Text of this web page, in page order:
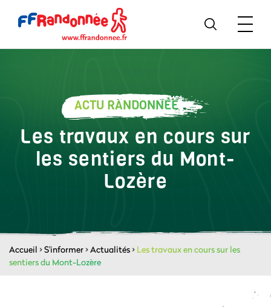
ACTU RANDONNÉE
Les travaux en cours sur
les sentiers du Mont-
Lozère
Accueil >S'informer>Actualités> Les travaux en cours sur les
sentiers du Mont-Lozère